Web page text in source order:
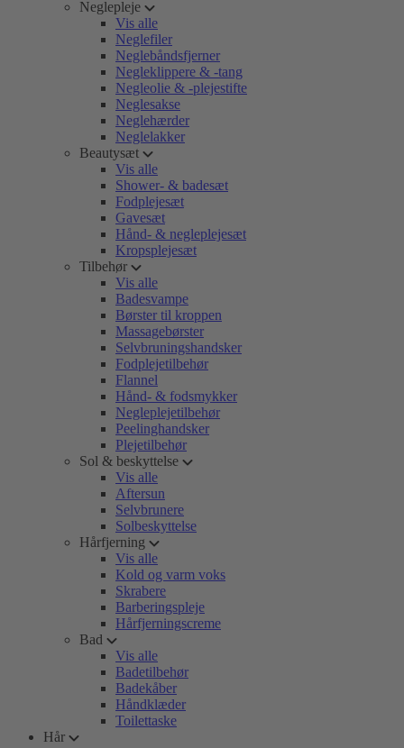
Neglepleje
Vis alle
Neglefiler
Neglebåndsfjerner
Negleklippere & -tang
Negleolie & -plejestifte
Neglesakse
Neglehærder
Neglelakker
Beautysæt
Vis alle
Shower- & badesæt
Fodplejesæt
Gavesæt
Hånd- & negleplejesæt
Kropsplejesæt
Tilbehør
Vis alle
Badesvampe
Børster til kroppen
Massagebørster
Selvbruningshandsker
Fodplejetilbehør
Flannel
Hånd- & fodsmykker
Negleplejetilbehør
Peelinghandsker
Plejetilbehør
Sol & beskyttelse
Vis alle
Aftersun
Selvbrunere
Solbeskyttelse
Hårfjerning
Vis alle
Kold og varm voks
Skrabere
Barberingspleje
Hårfjerningscreme
Bad
Vis alle
Badetilbehør
Badekåber
Håndklæder
Toilettaske
Hår